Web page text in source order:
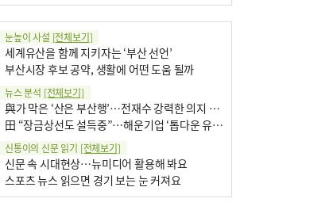
눈높이 사설 [전체보기]
세계유산을 함께 지키자는 ‘부산 선언’
부산시장 후보 공약, 생활에 어떤 도움 될까
뉴스 분석 [전체보기]
與가 막은 ‘산은 부산행’…전재수 강력한 의지 표명 없인 공염불
田 “장금상선도 설득중”…해운기업 ‘톱다운 유치전’ 가속
신통이의 신문 읽기 [전체보기]
신문 속 시대현상…뉴미디어 활용해 봐요
스포츠 뉴스 읽으면 경기 보는 눈 커져요